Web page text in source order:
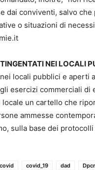
dai conviventi, salvo che
o situazioni di
NEI LOCALI
locali pubblici e aperti
esercizi commerciali di
locale un cartello che
ammesse
sulla base dei
covid covid_19 dad